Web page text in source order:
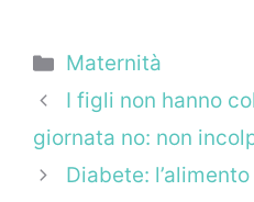
Categorie
Maternità
I figli non hanno
giornata no: non
Diabete: